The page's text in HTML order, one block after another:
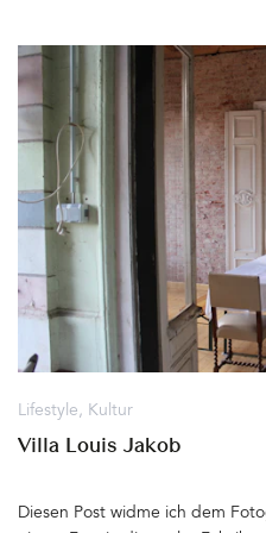
BARN Coffee Roasters,
Lifestyle, Kultur
Villa Louis Jakob
Diesen Post widme ich dem